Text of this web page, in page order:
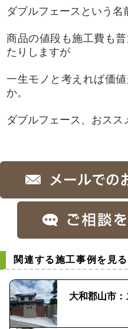
ダブルフェースという名
商品の値段も施工費も
たりしますが
一生モノと考えれば価
か。
ダブルフェース、おスス
関連する施工事例を見る